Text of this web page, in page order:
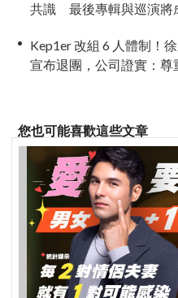
共識 最後專輯與巡演將
Kep1er 改組 6 人體制！
宣布退團，公司證實：尊
您也可能喜歡這些文章